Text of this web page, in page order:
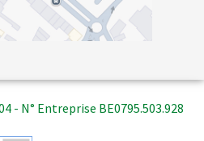
- N° Entreprise BE0795.503.928